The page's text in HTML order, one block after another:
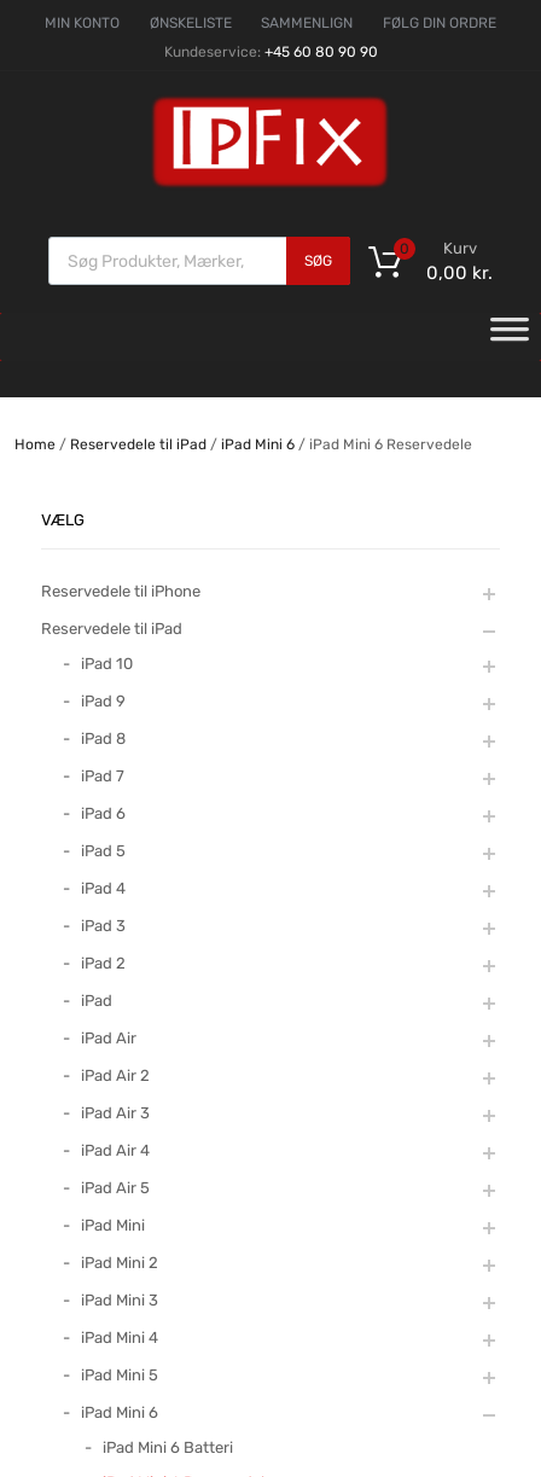
MIN KONTO ØNSKELISTE SAMMENLIGN
FØLG DIN ORDRE
Kundeservice: +45 60 80 90 90
SØG
Kurv
0,00 kr.
0
Home/ Reservedele til iPad/ iPad Mini 6/ iPad Mini 6 Reservedele
VÆLG
Reservedele til iPhone
Reservedele til iPad
iPad 10
iPad 9
iPad 8
iPad 7
iPad 6
iPad 5
iPad 4
iPad 3
iPad 2
iPad
iPad Air
iPad Air 2
iPad Air 3
iPad Air 4
iPad Air 5
iPad Mini
iPad Mini 2
iPad Mini 3
iPad Mini 4
iPad Mini 5
iPad Mini 6
iPad Mini 6 Batteri